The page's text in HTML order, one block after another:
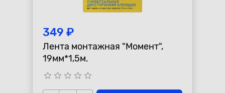
349 ₽
Лента монтажная "Момент",
19мм*1,5м.
star_border star_border star_border star_border star_border